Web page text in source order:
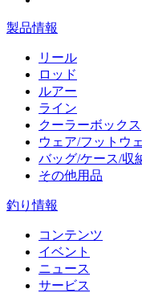
製品情報
リール
ロッド
ルアー
ライン
クーラーボックス
ウェア/フットウ
バッグ/ケース/収
その他用品
釣り情報
コンテンツ
イベント
ニュース
サービス